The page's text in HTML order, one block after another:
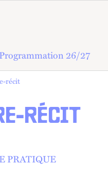
Programmation 26/27
récit
RÉCIT
PRATIQUE